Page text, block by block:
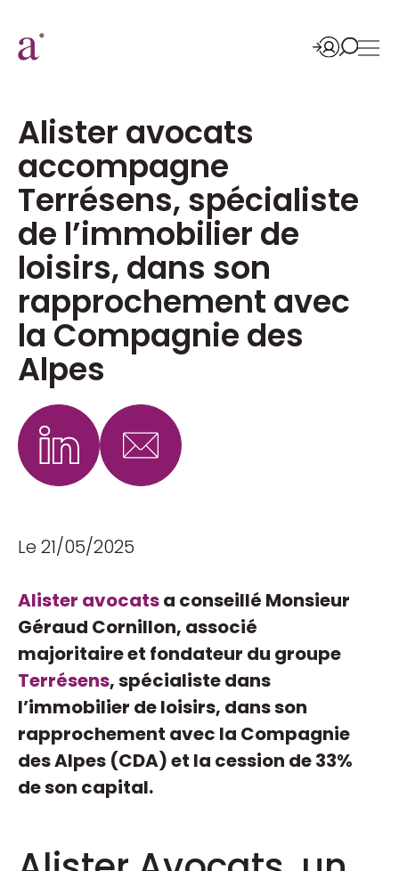
Alister avocats
accompagne
Terrésens, spécialiste
de l’immobilier de
loisirs, dans son
rapprochement avec
la Compagnie des
Alpes
Le 21/05/2025
Alister avocatsa conseillé Monsieur
Géraud Cornillon, associé
majoritaire et fondateur du groupe
Terrésens, spécialiste dans
l’immobilier de loisirs, dans son
rapprochement avec la Compagnie
des Alpes (CDA) et la cession de 33%
de son capital.